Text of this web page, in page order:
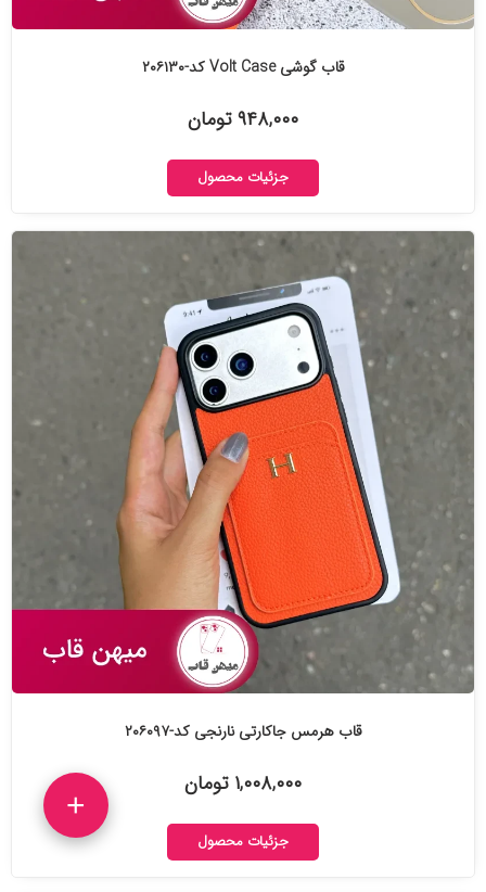
قاب گوشی Volt Case کد-۲۰۶۱۳۰
۹۴۸,۰۰۰ تومان
جزئیات محصول
قاب هرمس جاکارتی نارنجی کد-۲۰۶۰۹۷
۱,۰۰۸,۰۰۰ تومان
جزئیات محصول
+